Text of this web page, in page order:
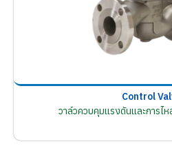
Control
วาล์วควบคุมแรงดันและการไ